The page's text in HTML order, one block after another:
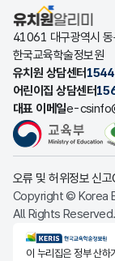
유치원알리미
41061 대구광역시
한국교육학술정보원
유치원 상담센터
어린이집 상담센터
대표 이메일e-
오류 및 허위정보 신고
Copyright © Korea
All Rights Reserved.
KERIS한국교육학
이 누리집은 정부 산하